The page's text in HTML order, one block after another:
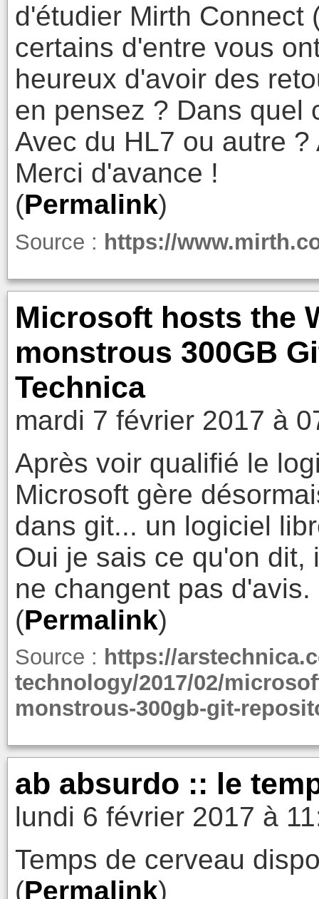
d'étudier Mirth
certains d'entre vous
heureux d'avoir des
en pensez ? Dans quel
Avec du HL7 ou autre
Merci d'avance !
(Permalink)
Source : https://
Microsoft hosts the
monstrous 300GB
Technica
mardi 7 février 2017 à
Après voir qualifié le
Microsoft gère
dans git... un logiciel
Oui je sais ce qu'on dit,
ne changent pas d'avis.
(Permalink)
Source : https://
technology/2017/02/
monstrous-300gb-git-
ab absurdo :: le
lundi 6 février 2017 à
Temps de cerveau
(Permalink)